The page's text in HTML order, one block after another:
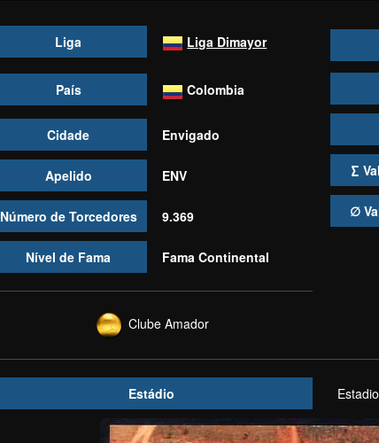
Liga Liga Dimayor
País Colombia
Cidade Envigado
Apelido ENV
Número de Torcedores 9.369
Nível de Fama Fama Continental
Clube Amador
∑
∅
Estádio